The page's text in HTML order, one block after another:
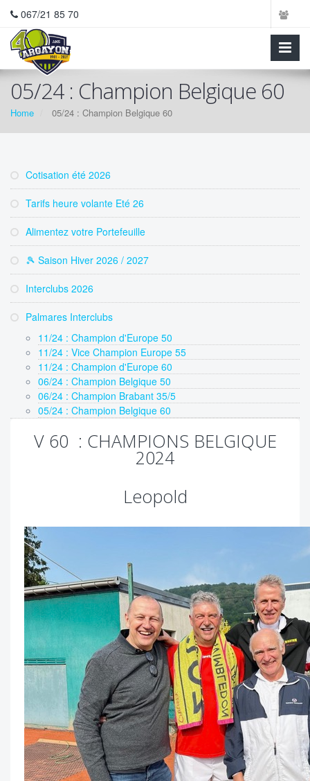
067/21 85 70
05/24 : Champion Belgique 60
Home 05/24 : Champion Belgique 60
Cotisation été 2026
Tarifs heure volante Eté 26
Alimentez votre Portefeuille
🎾 Saison Hiver 2026 / 2027
Interclubs 2026
Palmares Interclubs
11/24 : Champion d'Europe 50
11/24 : Vice Champion Europe 55
11/24 : Champion d'Europe 60
06/24 : Champion Belgique 50
06/24 : Champion Brabant 35/5
05/24 : Champion Belgique 60
V 60 : CHAMPIONS BELGIQUE
2024
Leopold